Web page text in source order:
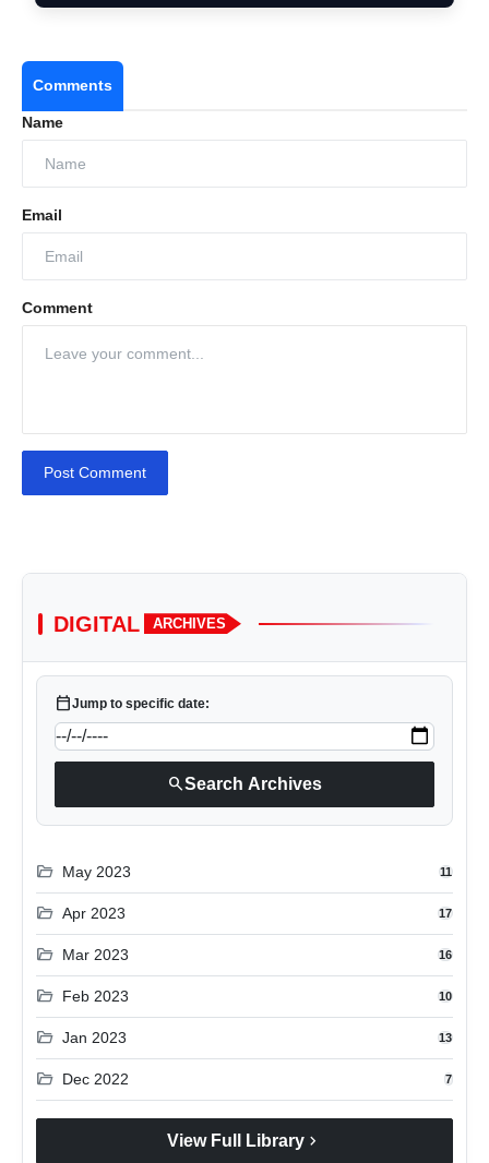
Comments
Name
Email
Comment
Post Comment
DIGITAL ARCHIVES
calendar_todayJump to specific date:
searchSearch Archives
folder_open May 2023 11
folder_open Apr 2023 17
folder_open Mar 2023 16
folder_open Feb 2023 10
folder_open Jan 2023 13
folder_open Dec 2022 7
View Full Library chevron_right